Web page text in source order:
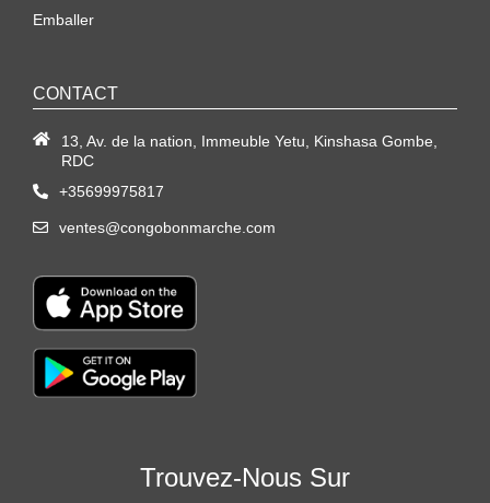
Emballer
CONTACT
13, Av. de la nation, Immeuble Yetu, Kinshasa Gombe,
RDC
+35699975817
ventes@congobonmarche.com
Trouvez-Nous Sur